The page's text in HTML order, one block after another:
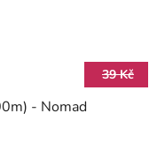
39 Kč
- Nomad